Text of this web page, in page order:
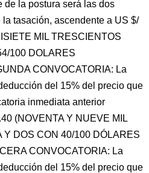
de la postura será las dos
tasación, ascendente a US $/
MIL TRESCIENTOS
100 DOLARES
CONVOCATORIA: La
del 15% del precio que
inmediata anterior
(NOVENTA Y NUEVE MIL
DOS CON 40/100 DÓLARES
CONVOCATORIA: La
del 15% del precio que